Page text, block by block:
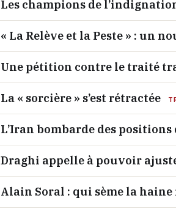
Les champions de
« La Relève et la Peste » : un
Une pétition contre le traité
La « sorcière » s’est rétractée
L’Iran bombarde des
Draghi appelle à pouvoir
Alain Soral : qui sème la